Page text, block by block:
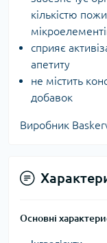
кількістю
сприяє
апетиту
не містить
добавок
Виробник
Основні